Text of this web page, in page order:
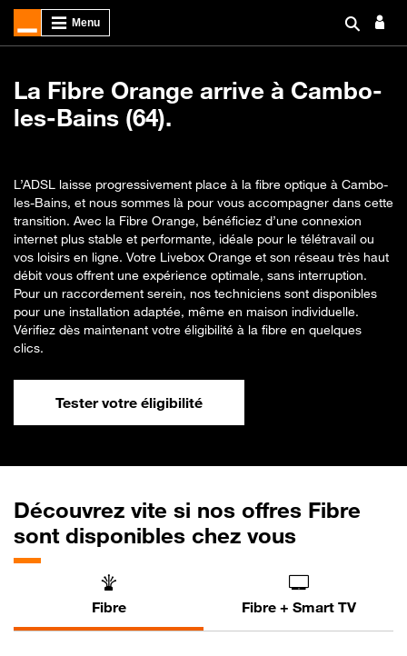
La Fibre Orange arrive à Cambo-
les-Bains (64).
L’ADSL laisse progressivement place à la fibre optique à Cambo-
les-Bains, et nous sommes là pour vous accompagner dans cette
transition. Avec la Fibre Orange, bénéficiez d’une connexion
internet plus stable et performante, idéale pour le télétravail ou
vos loisirs en ligne. Votre Livebox Orange et son réseau très haut
débit vous offrent une expérience optimale, sans interruption.
Pour un raccordement serein, nos techniciens sont disponibles
pour une installation adaptée, même en maison individuelle.
Vérifiez dès maintenant votre éligibilité à la fibre en quelques
clics.
Tester votre éligibilité
Découvrez vite si nos offres Fibre
sont disponibles chez vous
Fibre Fibre + Smart TV